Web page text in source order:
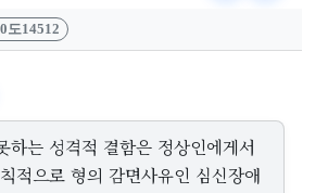
도14512
하는 성격적 결함은 정상인에게서
적으로 형의 감면사유인 심신장애